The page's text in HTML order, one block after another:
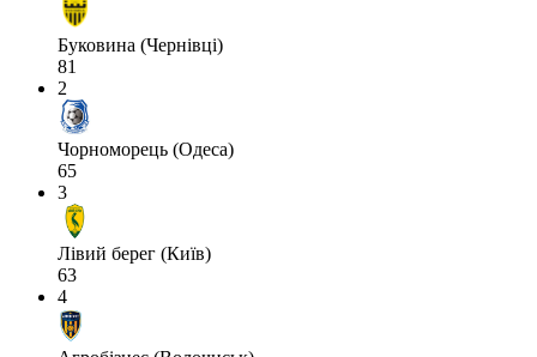
Буковина (Чернівці)
81
2
Чорноморець (Одеса)
65
3
Лівий берег (Київ)
63
4